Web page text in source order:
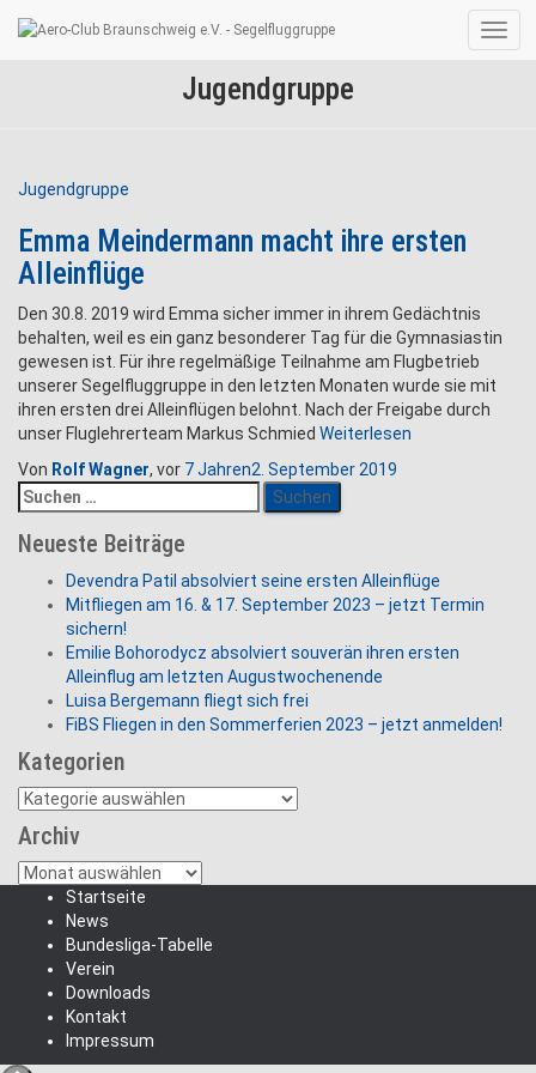
Jugendgruppe
Jugendgruppe
Emma Meindermann macht ihre ersten
Alleinflüge
Den 30.8. 2019 wird Emma sicher immer in ihrem Gedächtnis
behalten, weil es ein ganz besonderer Tag für die Gymnasiastin
gewesen ist. Für ihre regelmäßige Teilnahme am Flugbetrieb
unserer Segelfluggruppe in den letzten Monaten wurde sie mit
ihren ersten drei Alleinflügen belohnt. Nach der Freigabe durch
unser Fluglehrerteam Markus Schmied Weiterlesen
Von Rolf Wagner, vor 7 Jahren2. September 2019
Suchen
nach:
Neueste Beiträge
Devendra Patil absolviert seine ersten Alleinflüge
Mitfliegen am 16. & 17. September 2023 – jetzt Termin
sichern!
Emilie Bohorodycz absolviert souverän ihren ersten
Alleinflug am letzten Augustwochenende
Luisa Bergemann fliegt sich frei
FiBS Fliegen in den Sommerferien 2023 – jetzt anmelden!
Kategorien
Kategorien
Archiv
Archiv
Startseite
News
Bundesliga-Tabelle
Verein
Downloads
Kontakt
Impressum